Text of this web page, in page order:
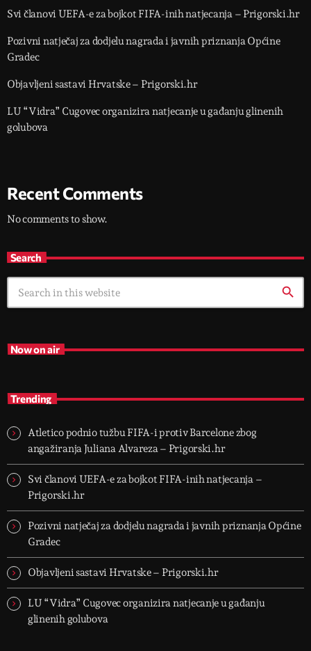
Svi članovi UEFA-e za bojkot FIFA-inih natjecanja – Prigorski.hr
Pozivni natječaj za dodjelu nagrada i javnih priznanja Općine
Gradec
Objavljeni sastavi Hrvatske – Prigorski.hr
LU “Vidra” Cugovec organizira natjecanje u gađanju glinenih
golubova
Recent Comments
No comments to show.
Search
search
Now on air
Trending
Atletico podnio tužbu FIFA-i protiv Barcelone zbog
angažiranja Juliana Alvareza – Prigorski.hr
Svi članovi UEFA-e za bojkot FIFA-inih natjecanja –
Prigorski.hr
Pozivni natječaj za dodjelu nagrada i javnih priznanja Općine
Gradec
Objavljeni sastavi Hrvatske – Prigorski.hr
LU “Vidra” Cugovec organizira natjecanje u gađanju
glinenih golubova